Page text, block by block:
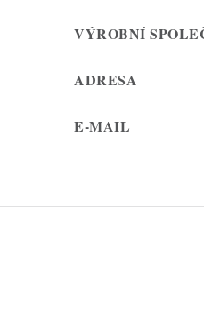
VÝROBNÍ
ADRESA
E-MAIL